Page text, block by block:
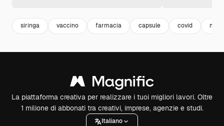
siringa vaccino farmacia capsule covid
La piattaforma creativa per realizzare i tuoi migliori lavori. Oltre
1 milione di abbonati tra creativi, imprese, agenzie e studi.
Italiano